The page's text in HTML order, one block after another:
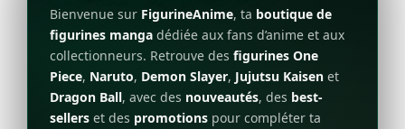
Bienvenue sur FigurineAnime, ta boutique de
figurines manga dédiée aux fans d’anime et aux
collectionneurs. Retrouve des figurines One
Piece, Naruto, Demon Slayer, Jujutsu Kaisen et
Dragon Ball, avec des nouveautés, des best-
sellers et des promotions pour compléter ta